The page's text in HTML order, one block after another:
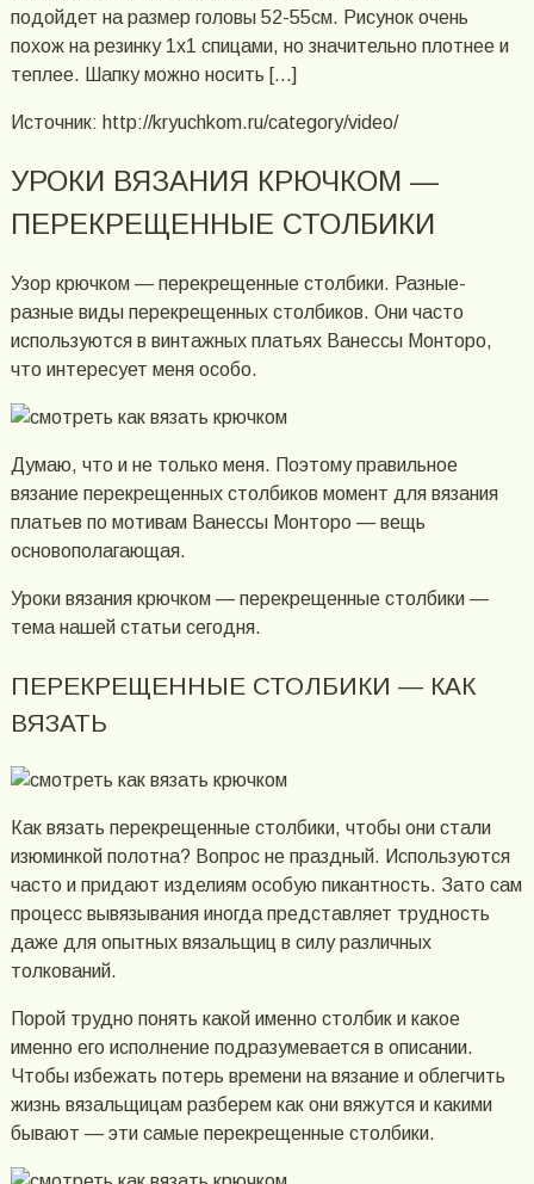
подойдет на размер головы 52-55см. Рисунок очень
похож на резинку 1х1 спицами, но значительно плотнее и
теплее. Шапку можно носить […]
Источник: http://kryuchkom.ru/category/video/
УРОКИ ВЯЗАНИЯ КРЮЧКОМ —
ПЕРЕКРЕЩЕННЫЕ СТОЛБИКИ
Узор крючком — перекрещенные столбики. Разные-
разные виды перекрещенных столбиков. Они часто
используются в винтажных платьях Ванессы Монторо,
что интересует меня особо.
Думаю, что и не только меня. Поэтому правильное
вязание перекрещенных столбиков момент для вязания
платьев по мотивам Ванессы Монторо — вещь
основополагающая.
Уроки вязания крючком — перекрещенные столбики —
тема нашей статьи сегодня.
ПЕРЕКРЕЩЕННЫЕ СТОЛБИКИ — КАК
ВЯЗАТЬ
Как вязать перекрещенные столбики, чтобы они стали
изюминкой полотна? Вопрос не праздный. Используются
часто и придают изделиям особую пикантность. Зато сам
процесс вывязывания иногда представляет трудность
даже для опытных вязальщиц в силу различных
толкований.
Порой трудно понять какой именно столбик и какое
именно его исполнение подразумевается в описании.
Чтобы избежать потерь времени на вязание и облегчить
жизнь вязальщицам разберем как они вяжутся и какими
бывают — эти самые перекрещенные столбики.